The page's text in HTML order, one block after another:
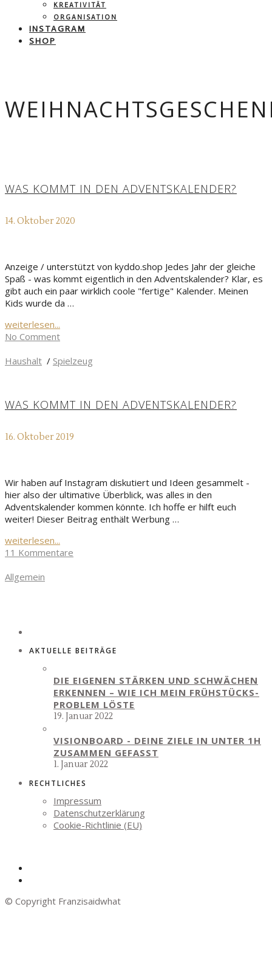
KREATIVITÄT
ORGANISATION
INSTAGRAM
SHOP
WAS KOMMT IN DEN ADVENTSKALENDER?
14. Oktober 2020
Anzeige / unterstützt von kyddo.shop Jedes Jahr der gleiche
Spaß - was kommt eigentlich in den Adventskalender? Klar, es
gibt auch ein paar wirklich coole "fertige" Kalender. Meinen
Kids wurde da …
weiterlesen...
No Comment
Haushalt / Spielzeug
WAS KOMMT IN DEN ADVENTSKALENDER?
16. Oktober 2019
Wir haben auf Instagram diskutiert und Ideen gesammelt -
hier also der ultimative Überblick, was alles in den
Adventskalender kommen könnte. Ich hoffe er hilft euch
weiter! Dieser Beitrag enthält Werbung …
weiterlesen...
11 Kommentare
Allgemein
AKTUELLE BEITRÄGE
DIE EIGENEN STÄRKEN UND SCHWÄCHEN
ERKENNEN – WIE ICH MEIN FRÜHSTÜCKS-
PROBLEM LÖSTE
19. Januar 2022
VISIONBOARD - DEINE ZIELE IN UNTER 1H
ZUSAMMEN GEFASST
1. Januar 2022
RECHTLICHES
Impressum
Datenschutzerklärung
Cookie-Richtlinie (EU)
© Copyright Franzisaidwhat